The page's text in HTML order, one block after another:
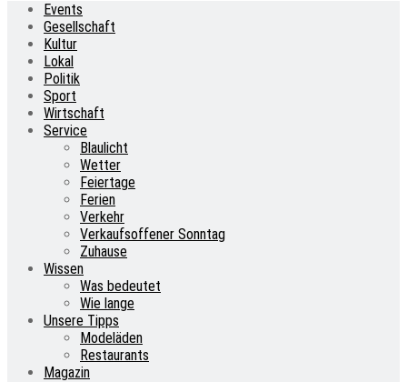
Events
Gesellschaft
Kultur
Lokal
Politik
Sport
Wirtschaft
Service
Blaulicht
Wetter
Feiertage
Ferien
Verkehr
Verkaufsoffener Sonntag
Zuhause
Wissen
Was bedeutet
Wie lange
Unsere Tipps
Modeläden
Restaurants
Magazin